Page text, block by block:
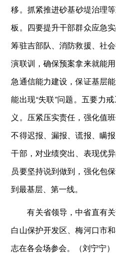
移‌。抓紧推进砂基砂堤治理
板。四要提升干部群众应急
筹驻吉部队、消防救援、社
演联训，确保预案拿来就能
急通信能力建设，保证基层
能出现“失联”问题。五要力
义。压紧压实责任，强化值
不得迟报、漏报、谎报、瞒
干部，对业绩突出、表现优
员要坚持说到做到，强化包
到最基层、第一线。
有关省领导，中省直有
白山保护开发区、梅河口市
志在各会场参会。（刘宁宁）